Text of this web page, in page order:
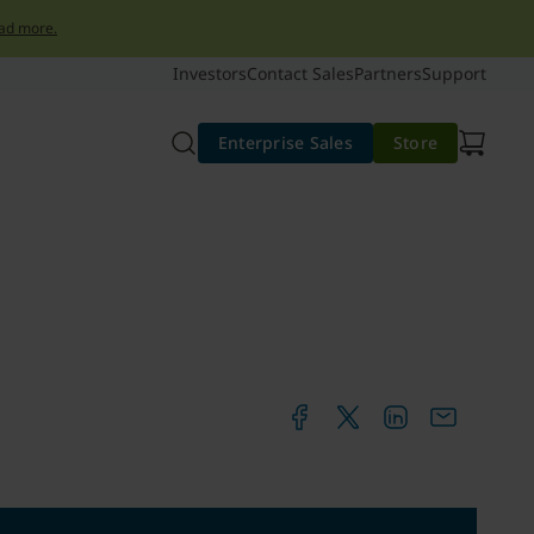
more.
InvestorsContact SalesPartnersSupport
Enterprise Sales Store